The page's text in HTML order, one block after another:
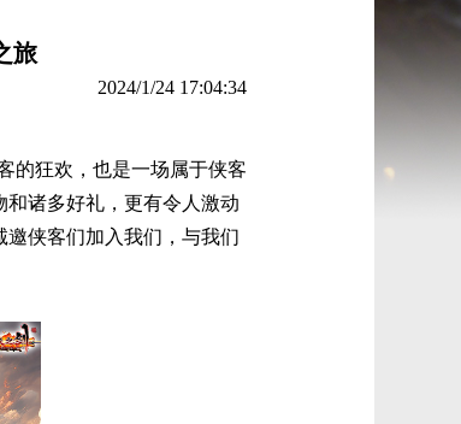
旅
2024/1/24 17:04:34
的狂欢，也是一场属于侠客
诸多好礼，更有令人激动
侠客们加入我们，与我们